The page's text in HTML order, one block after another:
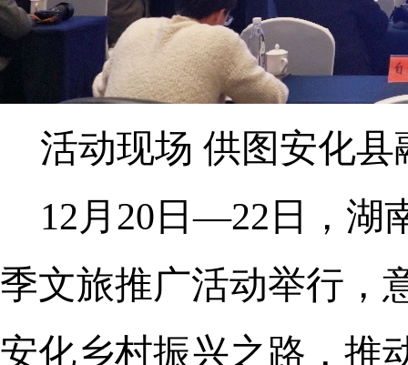
活动现场 供图安化县
12月20日—22日，
季文旅推广活动举行，
安化乡村振兴之路，推